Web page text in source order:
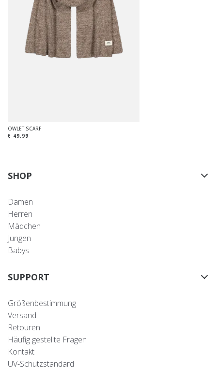
OWLET SCARF
€ 49,99
SHOP
Damen
Herren
Mädchen
Jungen
Babys
SUPPORT
Größenbestimmung
Versand
Retouren
Häufig gestellte Fragen
Kontakt
UV-Schutzstandard